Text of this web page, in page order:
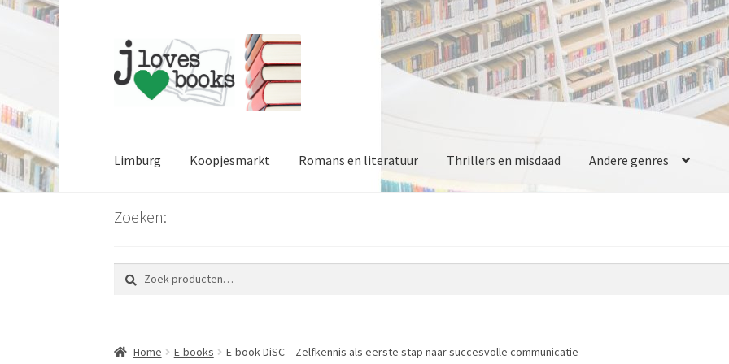
Ga
door
naar
navigatie
Ga
naar
de
inhoud
Limburg Koopjesmarkt Romans en literatuur Thrillers en misdaad Andere genres
Zoeken:
Zoeken
naar:
Zoeken
Home E-books E-book DiSC – Zelfkennis als eerste stap naar succesvolle communicatie